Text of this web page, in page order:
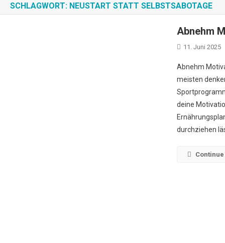
SCHLAGWORT: NEUSTART STATT SELBSTSABOTAGE
Abnehm
11. Juni 2025
Abnehm
meisten
deine
durchziehen